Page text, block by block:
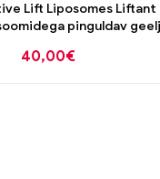
Lift Liposomes Liftant
40,00€